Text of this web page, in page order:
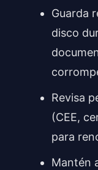
Guarda
disco
Revisa
(CEE,
para
Mantén